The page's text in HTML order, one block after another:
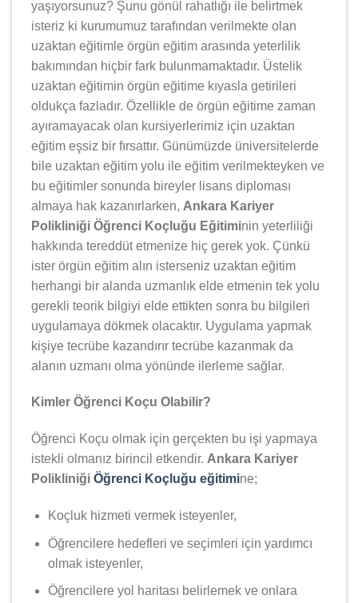
yaşıyorsunuz? Şunu gönül rahatlığı ile belirtmek
isteriz ki kurumumuz tarafından verilmekte olan
uzaktan eğitimle örgün eğitim arasında yeterlilik
bakımından hiçbir fark bulunmamaktadır. Üstelik
uzaktan eğitimin örgün eğitime kıyasla getirileri
oldukça fazladır. Özellikle de örgün eğitime zaman
ayıramayacak olan kursiyerlerimiz için uzaktan
eğitim eşsiz bir fırsattır. Günümüzde üniversitelerde
bile uzaktan eğitim yolu ile eğitim verilmekteyken ve
bu eğitimler sonunda bireyler lisans diploması
almaya hak kazanırlarken, Ankara Kariyer
Polikliniği Öğrenci Koçluğu Eğitiminin yeterliliği
hakkında tereddüt etmenize hiç gerek yok. Çünkü
ister örgün eğitim alın isterseniz uzaktan eğitim
herhangi bir alanda uzmanlık elde etmenin tek yolu
gerekli teorik bilgiyi elde ettikten sonra bu bilgileri
uygulamaya dökmek olacaktır. Uygulama yapmak
kişiye tecrübe kazandırır tecrübe kazanmak da
alanın uzmanı olma yönünde ilerleme sağlar.
Kimler Öğrenci Koçu Olabilir?
Öğrenci Koçu olmak için gerçekten bu işi yapmaya
istekli olmanız birincil etkendir. Ankara Kariyer
Polikliniği Öğrenci Koçluğu eğitimine;
Koçluk hizmeti vermek isteyenler,
Öğrencilere hedefleri ve seçimleri için yardımcı
olmak isteyenler,
Öğrencilere yol haritası belirlemek ve onlara